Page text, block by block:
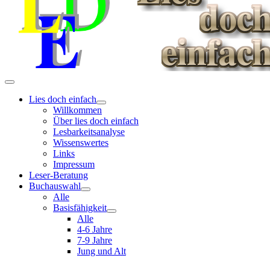
Lies doch einfach
Willkommen
Über lies doch einfach
Lesbarkeitsanalyse
Wissenswertes
Links
Impressum
Leser-Beratung
Buchauswahl
Alle
Basisfähigkeit
Alle
4-6 Jahre
7-9 Jahre
Jung und Alt